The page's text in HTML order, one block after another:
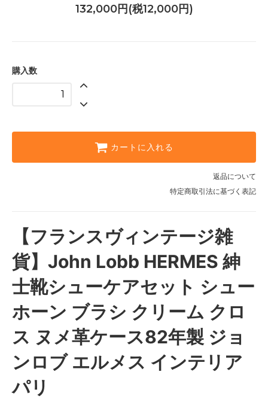
132,000円(税12,000円)
購入数
カートに入れる
返品について
特定商取引法に基づく表記
【フランスヴィンテージ雑
貨】John Lobb HERMES 紳
士靴シューケアセット シュー
ホーン ブラシ クリーム クロ
ス ヌメ革ケース82年製 ジョ
ンロブ エルメス インテリア
パリ